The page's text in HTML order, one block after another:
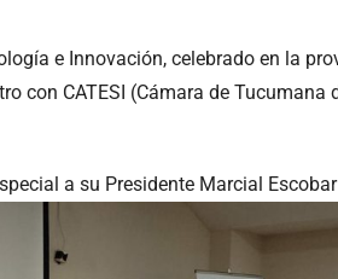
e Innovación, celebrado en la
con CATESI (Cámara de Tucumana
a su Presidente Marcial